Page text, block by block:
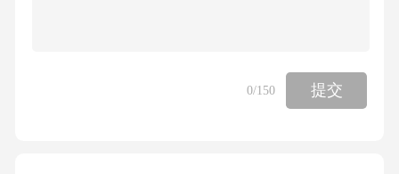
仲裁机构（如ICC、CIETAC），减少语言和程
序障碍。-购买贸易保险：针对海外项目风险，
0/150 提交